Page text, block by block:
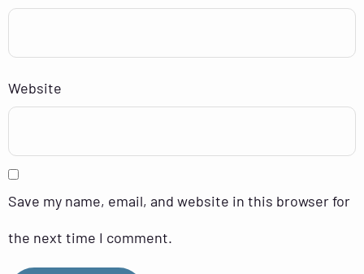
Website
Save my name, email, and website in this browser for
the next time I comment.